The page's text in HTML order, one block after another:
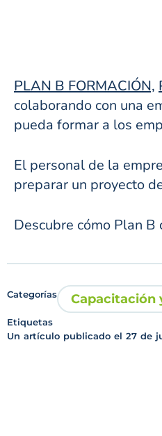
PLAN B FORMACIÓN,
colaborando con una
pueda formar a los
El personal de la
preparar un proyecto
Descubre cómo Plan
Categorías Capacitación
Etiquetas
Un artículo publicado el 27 de